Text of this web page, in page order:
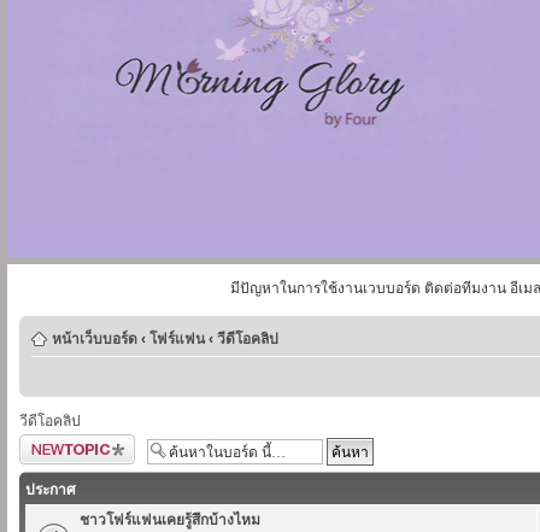
มีปัญหาในการใช้งานเวบบอร์ด ติดต่อทีมงาน อีเม
หน้าเว็บบอร์ด ‹ โฟร์แฟน ‹ วีดีโอคลิป
วีดีโอคลิป
ตั้งกระทู้ใหม่
ประกาศ
ชาวโฟร์แฟนเคยรู้สึกบ้างไหม